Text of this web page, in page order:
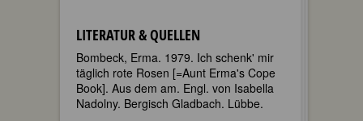
LITERATUR & QUELLEN
Bombeck, Erma. 1979. Ich schenk' mir
täglich rote Rosen [=Aunt Erma's Cope
Book]. Aus dem am. Engl. von Isabella
Nadolny. Bergisch Gladbach. Lübbe.